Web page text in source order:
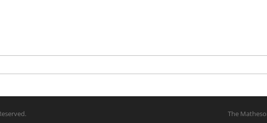
The